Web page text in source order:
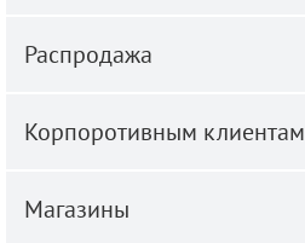
Распродажа
Корпоротивным клиентам
Магазины